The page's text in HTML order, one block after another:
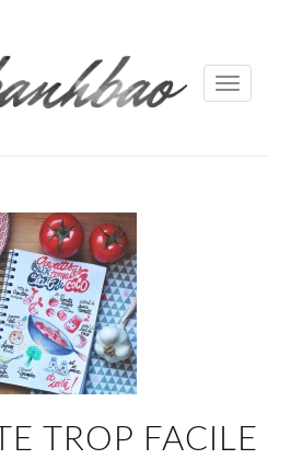
Toggle
TROP FACILE